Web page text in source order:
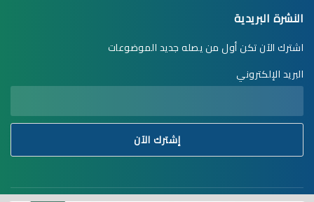
النشرة البريدية
اشترك الآن تكن أول من يصله جديد الموضوعات
البريد الإلكتروني